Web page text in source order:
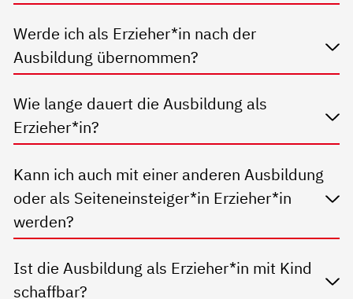
Werde ich als Erzieher*in nach der
Ausbildung übernommen?
Wie lange dauert die Ausbildung als
Erzieher*in?
Kann ich auch mit einer anderen Ausbildung
oder als Seiteneinsteiger*in Erzieher*in
werden?
Ist die Ausbildung als Erzieher*in mit Kind
schaffbar?